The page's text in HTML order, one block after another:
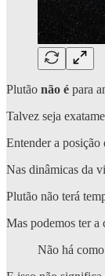
Plutão não é para
Talvez seja
Entender a posição
Nas dinâmicas da
Plutão não terá
Mas podemos ter a
Não há